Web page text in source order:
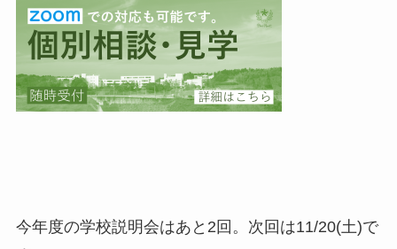
今年度の学校説明会はあと2回。次回は11/20(土)で